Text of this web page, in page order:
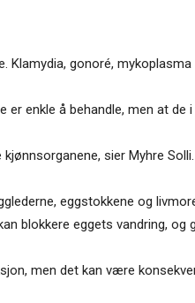
gonoré,
enkle å behandle, men at de
sier Myhre Solli.
eggstokkene og
blokkere eggets vandring, og
men det kan være